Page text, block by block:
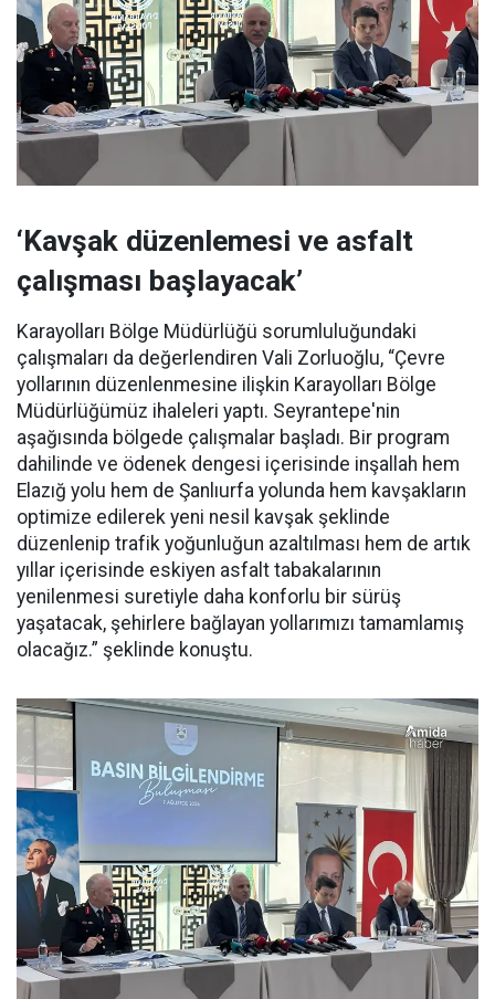
‘Kavşak düzenlemesi ve asfalt
çalışması başlayacak’
Karayolları Bölge Müdürlüğü sorumluluğundaki
çalışmaları da değerlendiren Vali Zorluoğlu, “Çevre
yollarının düzenlenmesine ilişkin Karayolları Bölge
Müdürlüğümüz ihaleleri yaptı. Seyrantepe'nin
aşağısında bölgede çalışmalar başladı. Bir program
dahilinde ve ödenek dengesi içerisinde inşallah hem
Elazığ yolu hem de Şanlıurfa yolunda hem kavşakların
optimize edilerek yeni nesil kavşak şeklinde
düzenlenip trafik yoğunluğun azaltılması hem de artık
yıllar içerisinde eskiyen asfalt tabakalarının
yenilenmesi suretiyle daha konforlu bir sürüş
yaşatacak, şehirlere bağlayan yollarımızı tamamlamış
olacağız.” şeklinde konuştu.